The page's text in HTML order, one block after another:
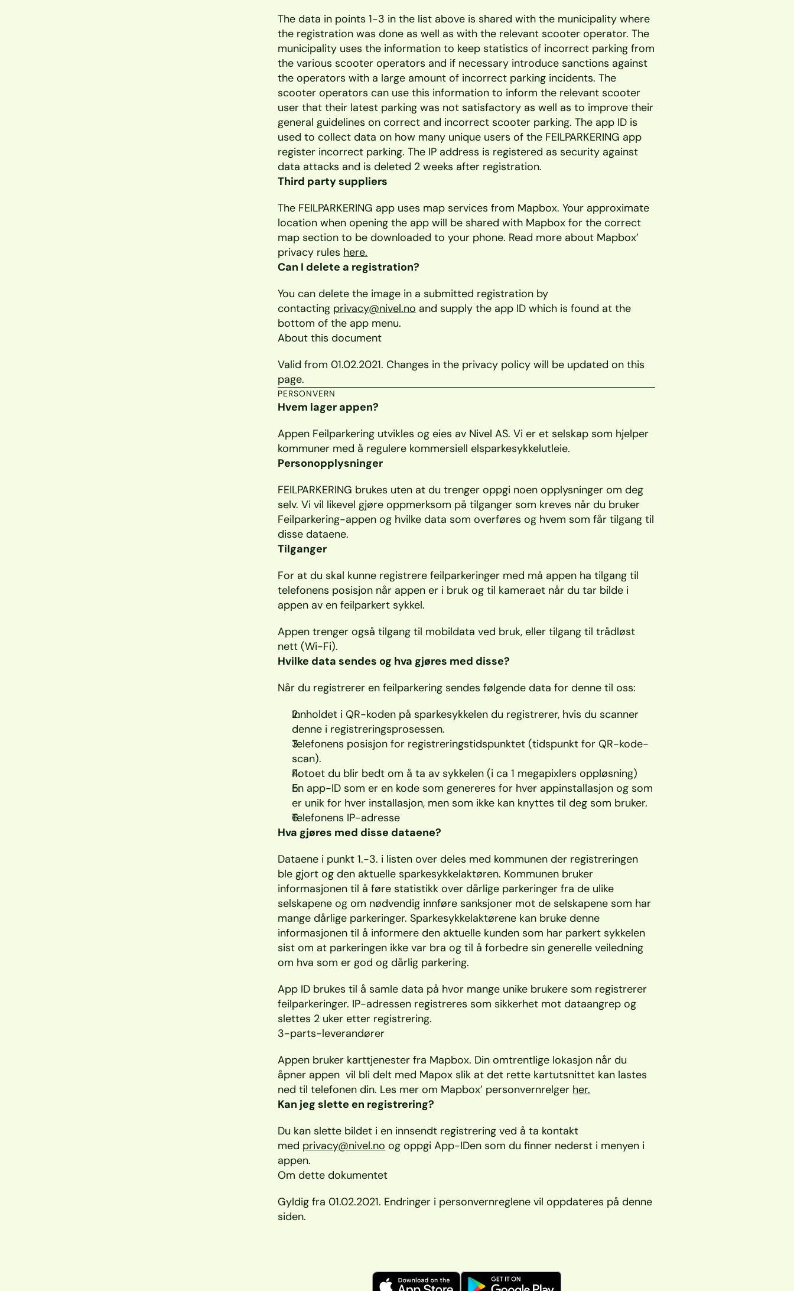
The data in points 1-3 in the list above is shared with the municipality where
the registration was done as well as with the relevant scooter operator. The
municipality uses the information to keep statistics of incorrect parking from
the various scooter operators and if necessary introduce sanctions against
the operators with a large amount of incorrect parking incidents. The
scooter operators can use this information to inform the relevant scooter
user that their latest parking was not satisfactory as well as to improve their
general guidelines on correct and incorrect scooter parking. The app ID is
used to collect data on how many unique users of the FEILPARKERING app
register incorrect parking. The IP address is registered as security against
data attacks and is deleted 2 weeks after registration.
Third party suppliers
The FEILPARKERING app uses map services from Mapbox. Your approximate
location when opening the app will be shared with Mapbox for the correct
map section to be downloaded to your phone. Read more about Mapbox’
privacy rules here.
Can I delete a registration?
You can delete the image in a submitted registration by
contacting privacy@nivel.no and supply the app ID which is found at the
bottom of the app menu.
About this document
Valid from 01.02.2021. Changes in the privacy policy will be updated on this
page.
PERSONVERN
Hvem lager appen?
Appen Feilparkering utvikles og eies av Nivel AS. Vi er et selskap som hjelper
kommuner med å regulere kommersiell elsparkesykkelutleie.
Personopplysninger
FEILPARKERING brukes uten at du trenger oppgi noen opplysninger om deg
selv. Vi vil likevel gjøre oppmerksom på tilganger som kreves når du bruker
Feilparkering-appen og hvilke data som overføres og hvem som får tilgang til
disse dataene.
Tilganger
For at du skal kunne registrere feilparkeringer med må appen ha tilgang til
telefonens posisjon når appen er i bruk og til kameraet når du tar bilde i
appen av en feilparkert sykkel.
Appen trenger også tilgang til mobildata ved bruk, eller tilgang til trådløst
nett (Wi-Fi).
Hvilke data sendes og hva gjøres med disse?
Når du registrerer en feilparkering sendes følgende data for denne til oss:
Innholdet i QR-koden på sparkesykkelen du registrerer, hvis du scanner
denne i registreringsprosessen.
Telefonens posisjon for registreringstidspunktet (tidspunkt for QR-kode-
scan).
Fotoet du blir bedt om å ta av sykkelen (i ca 1 megapixlers oppløsning)
En app-ID som er en kode som genereres for hver appinstallasjon og som
er unik for hver installasjon, men som ikke kan knyttes til deg som bruker.
Telefonens IP-adresse
Hva gjøres med disse dataene?
Dataene i punkt 1.-3. i listen over deles med kommunen der registreringen
ble gjort og den aktuelle sparkesykkelaktøren. Kommunen bruker
informasjonen til å føre statistikk over dårlige parkeringer fra de ulike
selskapene og om nødvendig innføre sanksjoner mot de selskapene som har
mange dårlige parkeringer. Sparkesykkelaktørene kan bruke denne
informasjonen til å informere den aktuelle kunden som har parkert sykkelen
sist om at parkeringen ikke var bra og til å forbedre sin generelle veiledning
om hva som er god og dårlig parkering.
App ID brukes til å samle data på hvor mange unike brukere som registrerer
feilparkeringer. IP-adressen registreres som sikkerhet mot dataangrep og
slettes 2 uker etter registrering.
3-parts-leverandører
Appen bruker karttjenester fra Mapbox. Din omtrentlige lokasjon når du
åpner appen  vil bli delt med Mapox slik at det rette kartutsnittet kan lastes
ned til telefonen din. Les mer om Mapbox’ personvernrelger her.
Kan jeg slette en registrering?
Du kan slette bildet i en innsendt registrering ved å ta kontakt
med privacy@nivel.no og oppgi App-IDen som du finner nederst i menyen i
appen.
Om dette dokumentet
Gyldig fra 01.02.2021. Endringer i personvernreglene vil oppdateres på denne
siden.